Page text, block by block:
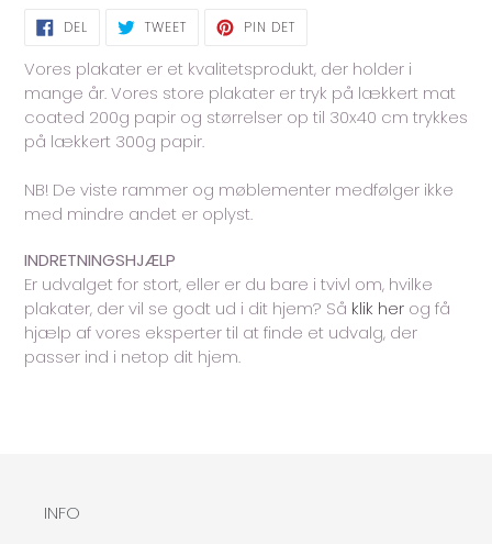
DEL
PÅ
TWEETTWEET PIN DET
Vores plakater er et kvalitetsprodukt, der holder i
mange år. Vores store plakater er tryk på lækkert mat
coated 200g papir og størrelser op til 30x40 cm trykkes
på lækkert 300g papir.
NB! De viste rammer og møblementer medfølger ikke
med mindre andet er oplyst.
INDRETNINGSHJÆLP
Er udvalget for stort, eller er du bare i tvivl om, hvilke
plakater, der vil se godt ud i dit hjem? Så klik her og få
hjælp af vores eksperter til at finde et udvalg, der
passer ind i netop dit hjem.
INFO